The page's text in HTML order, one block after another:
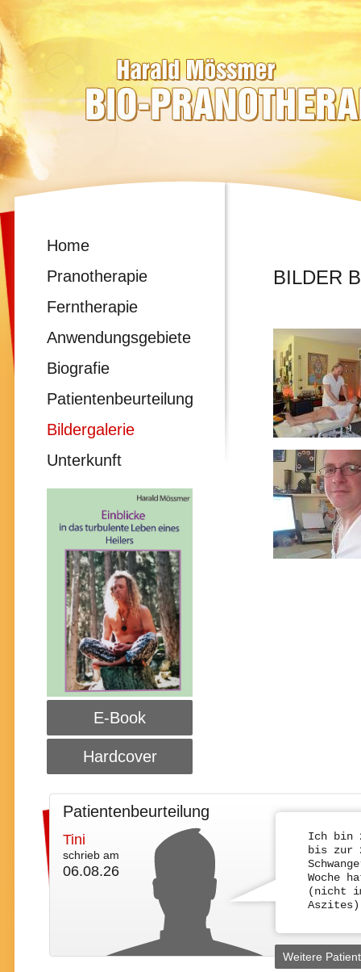
Home
Pranotherapie
Ferntherapie
Anwendungsgebiete
Biografie
Patientenbeurteilung
Bildergalerie
Unterkunft
E-Book
Hardcover
BILDER
Patientenbeurteilung
Tini
schrieb am
06.08.26
Ich bin
bis zur
Woche
(nicht
Weitere